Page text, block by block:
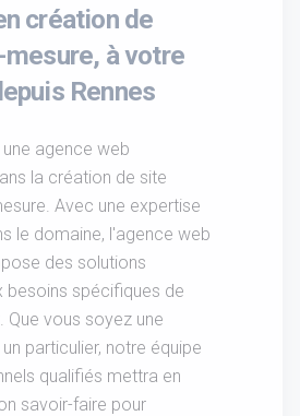
création de
à votre
Rennes
agence web
la création de site
Avec une expertise
le domaine, l'agence web
des solutions
besoins spécifiques de
Que vous soyez une
particulier, notre équipe
qualifiés mettra en
savoir-faire pour